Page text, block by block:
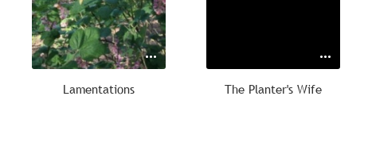
Lamentations The Planter's Wife